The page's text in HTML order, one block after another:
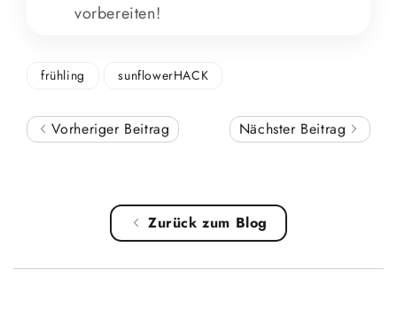
vorbereiten!
frühling sunflowerHACK
Vorheriger Beitrag Nächster Beitrag
Zurück zum Blog